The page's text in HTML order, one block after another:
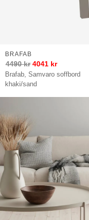
Brafab, Samvaro soffbord
khaki/sand
BRAFAB
4490kr 4041 kr